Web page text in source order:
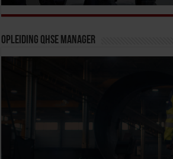
Opleiding QHSE Manager